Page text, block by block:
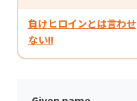
負けヒロインとは言わせ
ない!!